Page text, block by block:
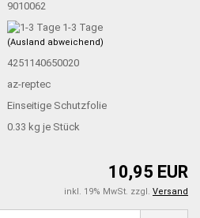
9010062
1-3 Tage
(Ausland abweichend)
4251140650020
az-reptec
Einseitige Schutzfolie
0.33 kg je Stück
10,95 EUR
inkl. 19% MwSt. zzgl. Versand